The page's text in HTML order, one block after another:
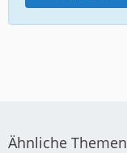
Ähnliche Themen